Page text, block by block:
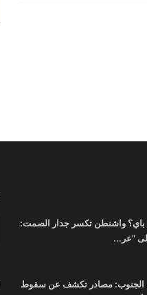
باي؟ واشنطن تكسر جدار الصمت:
"عر...
الجنوب: مصادر تكشف عن سقوط